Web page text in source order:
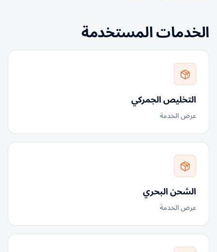
الخدمات المستخدمة
التخليص الجمركي
عرض الخدمة
الشحن البحري
عرض الخدمة